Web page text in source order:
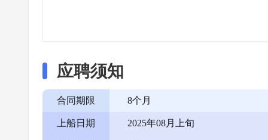
应聘须知
合同期限 8个月
上船日期 2025年08月上旬